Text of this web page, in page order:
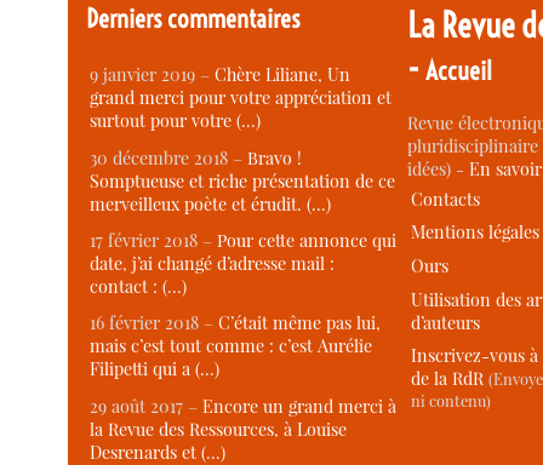
Derniers commentaires
9 janvier 2019 –Chère Liliane, Un
grand merci pour votre appréciation et
surtout pour votre (…)
30 décembre 2018 –Bravo !
Somptueuse et riche présentation de ce
merveilleux poète et érudit. (…)
17 février 2018 –Pour cette annonce qui
date, j’ai changé d’adresse mail :
contact : (…)
16 février 2018 –C’était même pas lui,
mais c’est tout comme : c’est Aurélie
Filipetti qui a (…)
29 août 2017 –Encore un grand merci à
la Revue des Ressources, à Louise
Desrenards et (…)
La Revue
-Accueil
Revue
idées) -En
Contacts
Mentions légales
Ours
Utilisation des
d’auteurs
Inscrivez-vous
de la RdR
ni contenu)